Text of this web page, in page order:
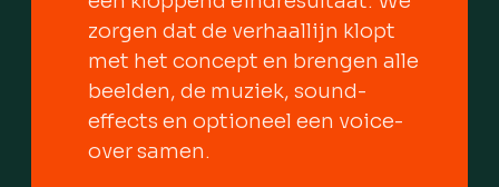
zorgen dat de verhaallijn klopt
met het concept en brengen alle
beelden, de muziek, sound-
effects en optioneel een voice-
over samen.